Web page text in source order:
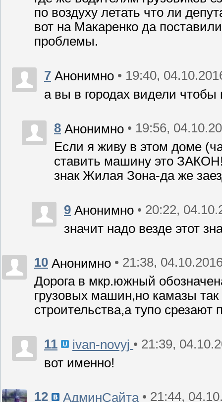
по воздуху летать что ли
вот на Макаренко да
проблемы.
7 Анонимно • 19:40,
а вы в городах видели чтобы
8 Анонимно • 19:56,
Если я живу в этом доме
ставить машину это
знак Жилая Зона-да же
9 Анонимно • 20:22,
значит надо везде этот
10 Анонимно • 21:38,
Дорога в мкр.южный
грузовых машин,но камазы так
строительства,а тупо срезают
11 ivan-novyj • 21:39,
вот именно!
12 АдминСайта • 21:44,